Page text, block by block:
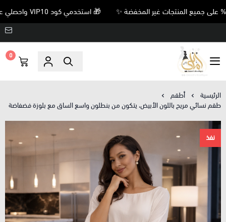
🎁 استخدمي كود VIP10 واحصلي على خصم 10% على جميع المنتجات غير المخفضة ✨
Amani’s Boutique
0
الرئيسية
أطقم
طقم نسائي مريح باللون الأبيض، يتكون من بنطلون واسع الساق مع بلوزة فضفاضة
نفذ